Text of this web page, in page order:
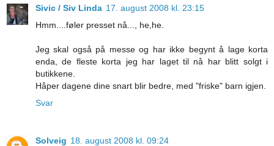
Sivic / Siv Linda 17. august 2008 kl. 23:15
Hmm....føler presset nå..., he,he.
Jeg skal også på messe og har ikke begynt å lage korta
enda, de fleste korta jeg har laget til nå har blitt solgt i
butikkene.
Håper dagene dine snart blir bedre, med "friske" barn igjen.
Svar
Solveig 18. august 2008 kl. 09:24